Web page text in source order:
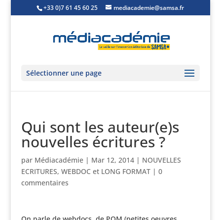
+33 0)7 61 45 60 25 mediacademie@samsa.fr
Sélectionner une page
Qui sont les auteur(e)s
nouvelles écritures ?
par Médiacadémie| Mar 12, 2014| NOUVELLES
ECRITURES, WEBDOC et LONG FORMAT| 0
commentaires